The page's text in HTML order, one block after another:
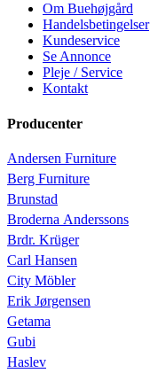
Om Buehøjgård
Handelsbetingelser
Kundeservice
Se Annonce
Pleje / Service
Kontakt
Producenter
Andersen Furniture
Berg Furniture
Brunstad
Broderna Anderssons
Brdr. Krüger
Carl Hansen
City Möbler
Erik Jørgensen
Getama
Gubi
Haslev